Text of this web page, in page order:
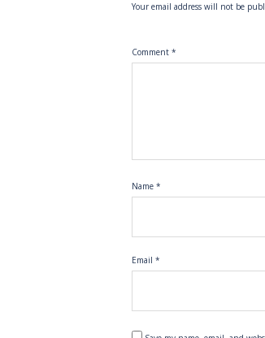
Your email address will not be
Comment *
Name *
Email *